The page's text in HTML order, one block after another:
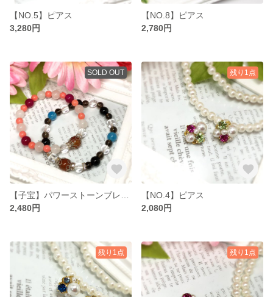
【NO.5】ピアス
3,280円
【NO.8】ピアス
2,780円
SOLD OUT
2,480円
残り1点
【NO.4】ピアス
2,080円
残り1点 残り1点